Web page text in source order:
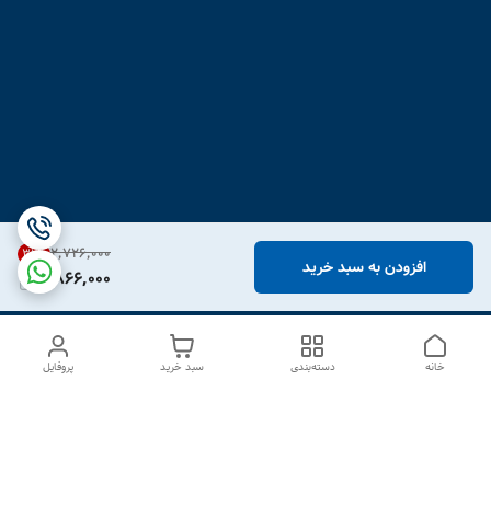
۲٬۷۲۶٬۰۰۰ 31%
1,866,000 افزودن به سبد خرید
پروفایل سبد خرید دسته‌بندی خانه